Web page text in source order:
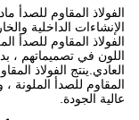
الفولاذ المقاوم للصدأ
الإنشاءات الداخلية
الفولاذ المقاوم للصدأ
اللون في تصميماتهم ،
العادي.ينتج الفولاذ
المقاوم للصدأ الملونة ،
عالية الجودة.